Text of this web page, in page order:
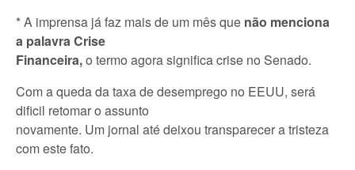
* A imprensa já faz mais de um mês que não menciona
a palavra Crise
Financeira,o termo agora significa crise no Senado.
Com a queda da taxa de desemprego no EEUU, será
dificil retomar o assunto
novamente. Um jornal até deixou transparecer a tristeza
com este fato.